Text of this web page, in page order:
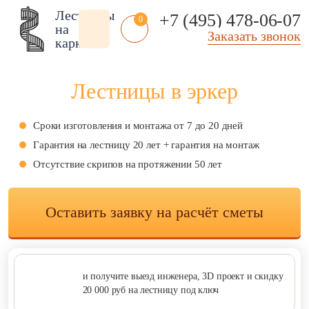
Лестницы
на
каркасе
0 +7 (495) 478-06-07
Заказать звонок
Помещение:
Внутренние
Чердачные
Чердачные
Лестницы в эркер
Антресольные
Тип
Технические
Уличные 2 ступени
Полувинтовые
Стиль:
В стиле модерн
Под старину
Лестницы в эркер
Сроки изготовления и монтажа от 7 до 20 дней
Гарантия на лестницу 20 лет + гарантия на монтаж
Отсутствие скрипов на протяжении 50 лет
Оставить заявку на расчёт сметы
и получите выезд инженера, 3D проект и скидку
20 000 руб на лестницу под ключ